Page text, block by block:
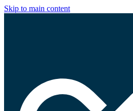
Skip to main content